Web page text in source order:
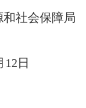
社会保障局
日